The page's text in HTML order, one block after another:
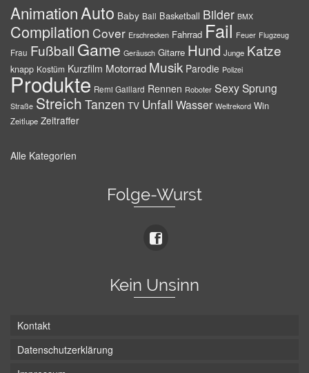
AnimationAuto Baby Ball Basketball Bilder BMX
Compilation Cover Erschrecken Fahrrad Fail Feuer Flugzeug
Frau Fußball Game Geräusch Gitarre Hund Junge Katze
knapp Kostüm Kurzfilm Motorrad Musik Parodie Polizei
Produkte Remi Gaillard Rennen Roboter SexySprung
Straße Streich Tanzen TV Unfall Wasser Weltrekord Win
Zeitlupe Zeitraffer
Alle Kategorien
Folge-Wurst
Kein Unsinn
Kontakt
Datenschutzerklärung